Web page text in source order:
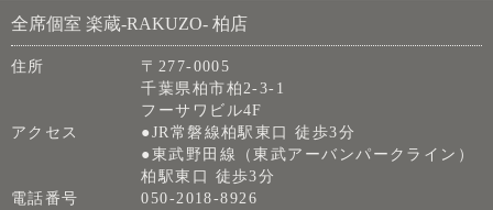
全席個室 楽蔵‐RAKUZO‐ 柏店
住所
〒277-0005
千葉県柏市柏2-3-1
フーサワビル4F
アクセス
●JR常磐線柏駅東口 徒歩3分
●東武野田線（東武アーバンパークライン）
柏駅東口 徒歩3分
電話番号
050-2018-8926